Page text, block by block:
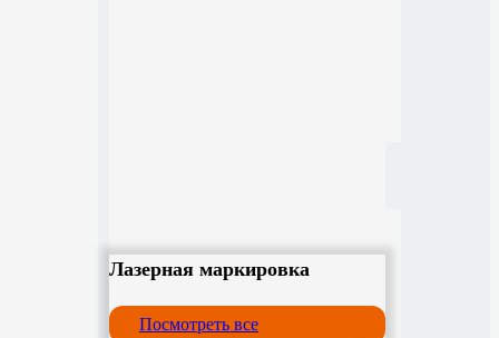
Лазерная маркировка
Посмотреть все